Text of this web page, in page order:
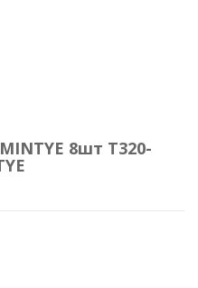
8шт Т320-